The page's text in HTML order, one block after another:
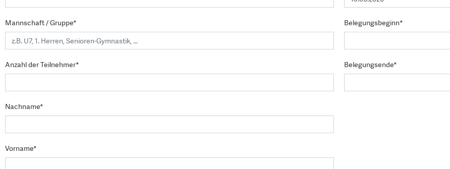
Mannschaft / Gruppe*
Anzahl der Teilnehmer*
Nachname*
Vorname*
Belegungsbeginn*
Belegungsende*